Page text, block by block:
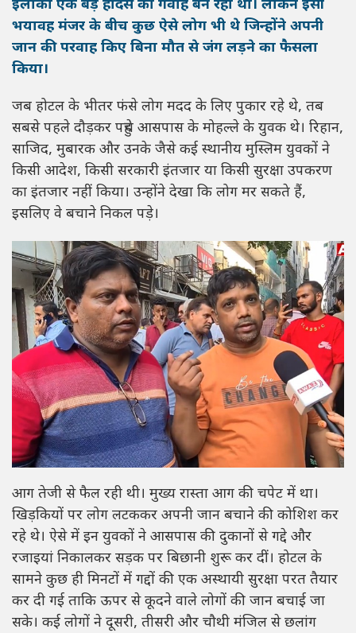
इलाका एक बड़े हादसे का गवाह बन रहा था। लेकिन इसी
भयावह मंजर के बीच कुछ ऐसे लोग भी थे जिन्होंने अपनी
जान की परवाह किए बिना मौत से जंग लड़ने का फैसला
किया।
जब होटल के भीतर फंसे लोग मदद के लिए पुकार रहे थे, तब
सबसे पहले दौड़कर पहुंचे आसपास के मोहल्ले के युवक थे। रिहान,
साजिद, मुबारक और उनके जैसे कई स्थानीय मुस्लिम युवकों ने
किसी आदेश, किसी सरकारी इंतजार या किसी सुरक्षा उपकरण
का इंतजार नहीं किया। उन्होंने देखा कि लोग मर सकते हैं,
इसलिए वे बचाने निकल पड़े।
आग तेजी से फैल रही थी। मुख्य रास्ता आग की चपेट में था।
खिड़कियों पर लोग लटककर अपनी जान बचाने की कोशिश कर
रहे थे। ऐसे में इन युवकों ने आसपास की दुकानों से गद्दे और
रजाइयां निकालकर सड़क पर बिछानी शुरू कर दीं। होटल के
सामने कुछ ही मिनटों में गद्दों की एक अस्थायी सुरक्षा परत तैयार
कर दी गई ताकि ऊपर से कूदने वाले लोगों की जान बचाई जा
सके। कई लोगों ने दूसरी, तीसरी और चौथी मंजिल से छलांग